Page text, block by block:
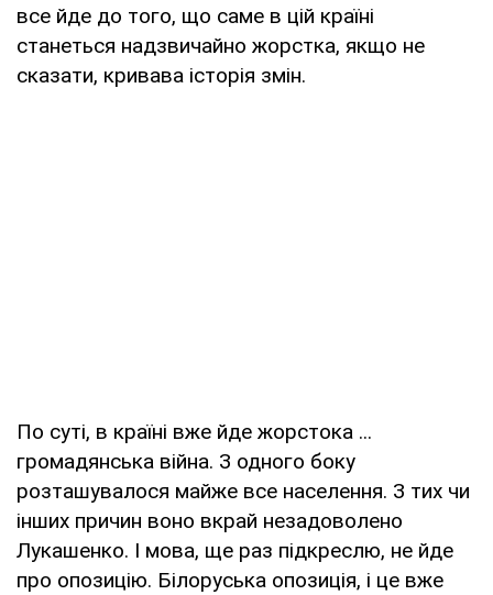
все йде до того, що саме в цій країні
станеться надзвичайно жорстка, якщо не
сказати, кривава історія змін.
По суті, в країні вже йде жорстока ...
громадянська війна. З одного боку
розташувалося майже все населення. З тих чи
інших причин воно вкрай незадоволено
Лукашенко. І мова, ще раз підкреслю, не йде
про опозицію. Білоруська опозиція, і це вже